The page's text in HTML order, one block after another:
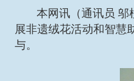
本网讯 （通讯员 邬
展非遗绒花活动和智慧
与。